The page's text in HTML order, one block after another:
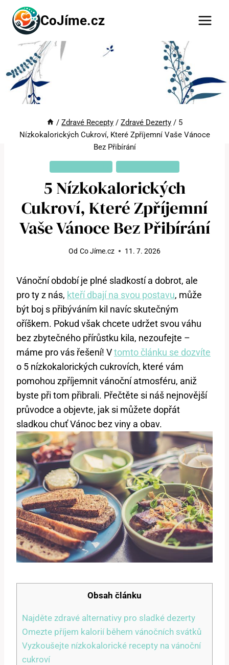
Přeskočit
obsah
CoJíme.cz
/ Zdravé Recepty / Zdravé Dezerty / 5
Nízkokalorických Cukroví, Které Zpříjemní Vaše Vánoce
Bez Přibírání
5 Nízkokalorických
Cukroví, Které Zpříjemní
Vaše Vánoce Bez Přibírání
Od Co Jíme.cz 11. 7. 2026
Vánoční období je plné sladkostí a dobrot, ale
pro ty z nás, kteří dbají na svou postavu, může
být boj s přibýváním kil navíc skutečným
oříškem. Pokud však chcete udržet svou váhu
bez zbytečného přírůstku kila, nezoufejte –
máme pro vás řešení! Vtomto článku se dozvíte
o 5 nízkokalorických cukrovích, které vám
pomohou zpříjemnit vánoční atmosféru, aniž
byste při tom přibrali. Přečtěte si náš nejnovější
průvodce a objevte, jak si můžete dopřát
sladkou chuť Vánoc bez viny a obav.
Obsah článku
Najděte zdravé alternativy pro sladké dezerty
Omezte příjem kalorií během vánočních svátků
Vyzkoušejte nízkokalorické recepty na vánoční
cukroví